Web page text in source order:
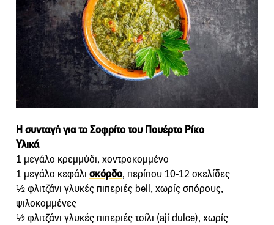
Η συνταγή για το Σοφρίτο του Πουέρτο Ρίκο
Υλικά
1 μεγάλο κρεμμύδι, χοντροκομμένο
1 μεγάλο κεφάλι σκόρδο, περίπου 10-12 σκελίδες
½ φλιτζάνι γλυκές πιπεριές bell, χωρίς σπόρους,
ψιλοκομμένες
½ φλιτζάνι γλυκές πιπεριές τσίλι (ají dulce), χωρίς